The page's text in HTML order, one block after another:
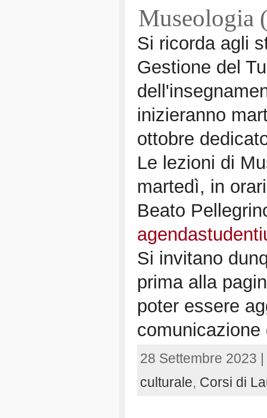
Museologia
Si ricorda agli
Gestione del
inizieranno
ottobre
Le lezioni di
martedì, in
Beato
Si invitano
prima alla
poter essere
28 Settembre 2023 |
culturale, Corsi di